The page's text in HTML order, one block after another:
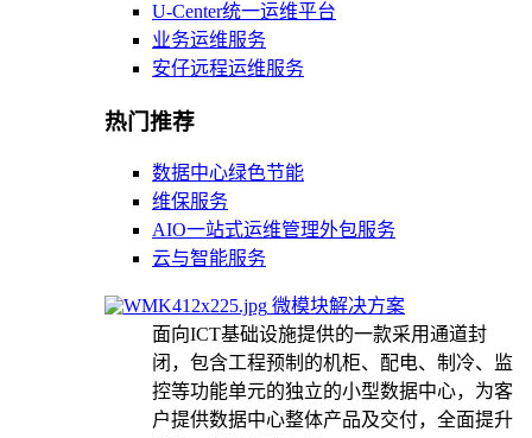
U-Center统一运维平台
业务运维服务
安仔远程运维服务
热门推荐
数据中心绿色节能
维保服务
AIO一站式运维管理外包服务
云与智能服务
微模块解决方案
面向ICT基础设施提供的一款采用通道封
闭，包含工程预制的机柜、配电、制冷、监
控等功能单元的独立的小型数据中心，为客
户提供数据中心整体产品及交付，全面提升